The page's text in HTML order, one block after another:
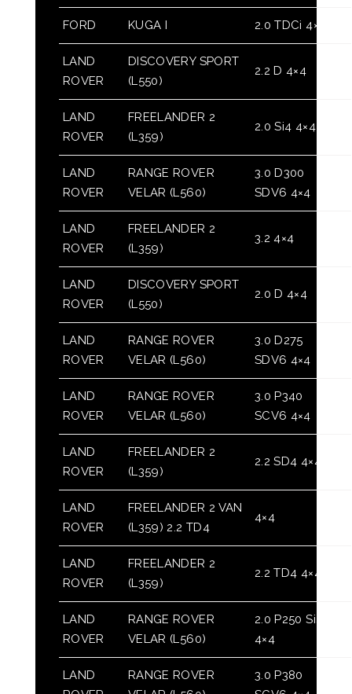
FORD KUGA I 2.0 TDCi 4×4
LAND
ROVER
DISCOVERY SPORT
(L550)
2.2 D 4×4
LAND
ROVER
FREELANDER 2
(L359)
2.0 Si4 4×4
LAND
ROVER
RANGE ROVER
VELAR (L560)
3.0 D300
SDV6 4×4
LAND
ROVER
FREELANDER 2
(L359)
3.2 4×4
LAND
ROVER
DISCOVERY SPORT
(L550)
2.0 D 4×4
LAND
ROVER
RANGE ROVER
VELAR (L560)
3.0 D275
SDV6 4×4
LAND
ROVER
RANGE ROVER
VELAR (L560)
3.0 P340
SCV6 4×4
LAND
ROVER
FREELANDER 2
(L359)
2.2 SD4 4×4
LAND
ROVER
FREELANDER 2 VAN
(L359) 2.2 TD4
4×4
LAND
ROVER
FREELANDER 2
(L359)
2.2 TD4 4×4
LAND
ROVER
RANGE ROVER
VELAR (L560)
2.0 P250 Si4
4×4
LAND
RANGE ROVER
3.0 P380